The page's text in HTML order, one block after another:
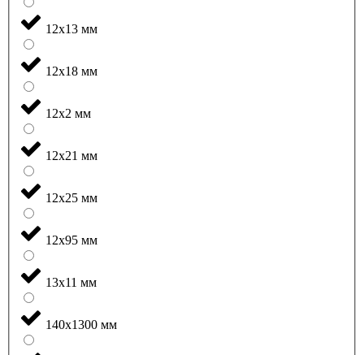
12x13 мм
12x18 мм
12x2 мм
12x21 мм
12x25 мм
12x95 мм
13x11 мм
140x1300 мм